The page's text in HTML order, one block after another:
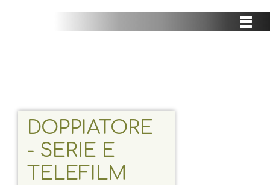
DOPPIATORE
- SERIE E
TELEFILM